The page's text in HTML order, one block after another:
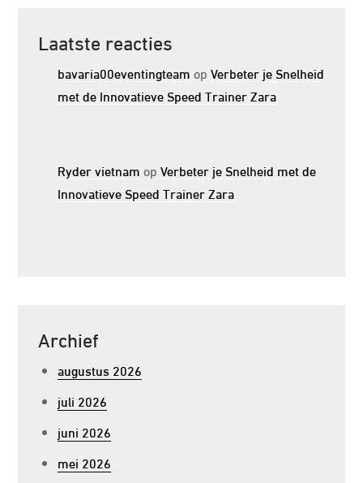
Laatste reacties
bavaria00eventingteam opVerbeter je Snelheid
met de Innovatieve Speed Trainer Zara
Ryder vietnam opVerbeter je Snelheid met de
Innovatieve Speed Trainer Zara
Archief
augustus 2026
juli 2026
juni 2026
mei 2026